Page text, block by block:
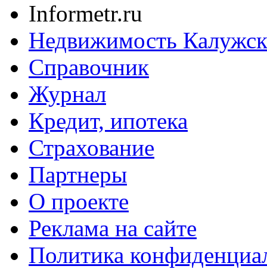
Informetr.ru
Недвижимость
Справочник
Журнал
Кредит, ипотека
Страхование
Партнеры
O проекте
Реклама на сайте
Политика